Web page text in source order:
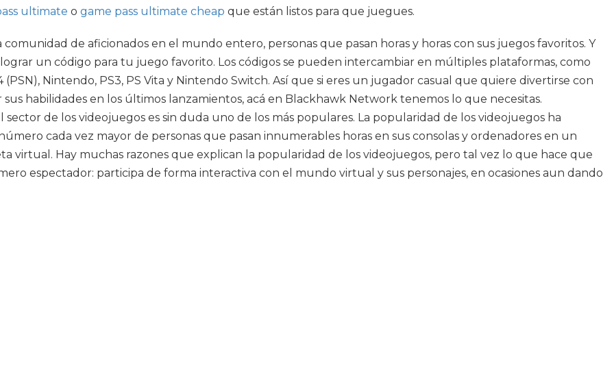
ultimate o game pass ultimate cheap que están listos para que juegues.
de aficionados en el mundo entero, personas que pasan horas y horas con sus juegos favoritos. Y
un código para tu juego favorito. Los códigos se pueden intercambiar en múltiples plataformas, como
(PSN), Nintendo, PS3, PS Vita y Nintendo Switch. Así que si eres un jugador casual que quiere divertirse con
habilidades en los últimos lanzamientos, acá en Blackhawk Network tenemos lo que necesitas.
de los videojuegos es sin duda uno de los más populares. La popularidad de los videojuegos ha
cada vez mayor de personas que pasan innumerables horas en sus consolas y ordenadores en un
virtual. Hay muchas razones que explican la popularidad de los videojuegos, pero tal vez lo que hace que
espectador: participa de forma interactiva con el mundo virtual y sus personajes, en ocasiones aun dando